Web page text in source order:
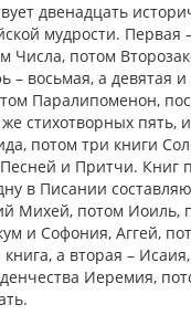
двенадцать
мудрости. Первая
Числа, потом
– восьмая, а девятая и
Паралипоменон,
стихотворных пять,
потом три книги
и Притчи. Книг
в Писании
Михей, потом Иоиль,
и Софония, Аггей,
а вторая –
Иеремия,